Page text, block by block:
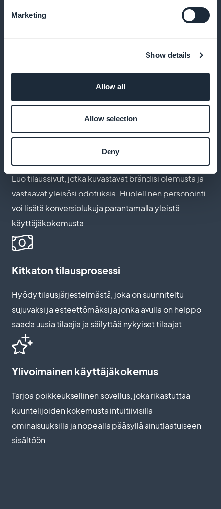
Marketing
Show details
Allow all
Allow selection
Deny
investoida uudelleen yhä kiehtovamman sisällön
kehittämiseen
Mukauta tilaussivuja
Luo tilaussivut, jotka kuvastavat brändisi olemusta ja
vastaavat yleisösi odotuksia. Huolellinen personointi
voi lisätä konversiolukuja parantamalla yleistä
käyttäjäkokemusta
Kitkaton tilausprosessi
Hyödy tilausjärjestelmästä, joka on suunniteltu
sujuvaksi ja esteettömäksi ja jonka avulla on helppo
saada uusia tilaajia ja säilyttää nykyiset tilaajat
Ylivoimainen käyttäjäkokemus
Tarjoa poikkeuksellinen sovellus, joka rikastuttaa
kuuntelijoiden kokemusta intuitiivisilla
ominaisuuksilla ja nopealla pääsyllä ainutlaatuiseen
sisältöön